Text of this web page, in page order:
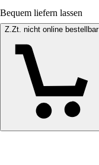
Bequem liefern lassen
Z.Zt. nicht online bestellbar